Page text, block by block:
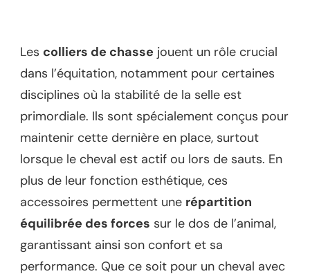
Les colliers de chasse jouent un rôle crucial
dans l’équitation, notamment pour certaines
disciplines où la stabilité de la selle est
primordiale. Ils sont spécialement conçus pour
maintenir cette dernière en place, surtout
lorsque le cheval est actif ou lors de sauts. En
plus de leur fonction esthétique, ces
accessoires permettent une répartition
équilibrée des forces sur le dos de l’animal,
garantissant ainsi son confort et sa
performance. Que ce soit pour un cheval avec